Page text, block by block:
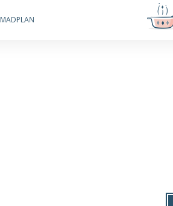
MADPLAN